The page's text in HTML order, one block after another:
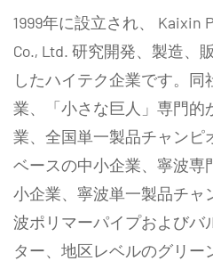
1999年に設立され、 Kaixin
Co., Ltd. 研究開発、製造、
したハイテク企業です。
業、「小さな巨人」専門的
業、全国単一製品チャンピ
ベースの中小企業、寧波専
小企業、寧波単一製品チャ
波ポリマーパイプおよびバ
ター、地区レベルのグリー